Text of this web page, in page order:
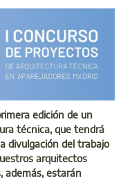
edición de un
técnica, que tendrá
divulgación del trabajo
arquitectos
además, estarán